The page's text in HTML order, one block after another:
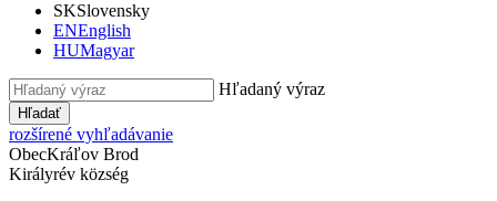
SKSlovensky
ENEnglish
HUMagyar
Hľadaný výraz
Hľadať
rozšírené vyhľadávanie
ObecKráľov Brod
Királyrév község